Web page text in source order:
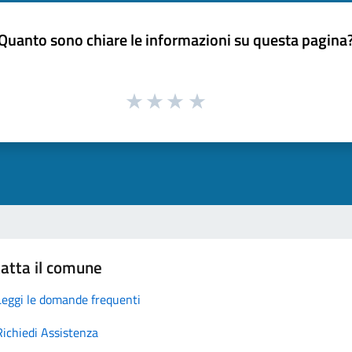
sono chiare le informazioni su questa
il comune
le domande frequenti
Assistenza